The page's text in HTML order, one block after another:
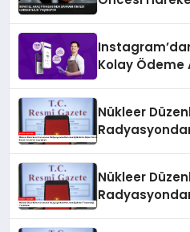
Kolay
Nükleer
Nükleer